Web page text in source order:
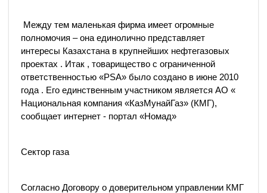
Между тем маленькая фирма имеет огромные
полномочия – она единолично представляет
интересы Казахстана в крупнейших нефтегазовых
проектах . Итак , товарищество с ограниченной
ответственностью «PSA» было создано в июне 2010
года . Его единственным участником является АО «
Национальная компания «КазМунайГаз» (КМГ),
сообщает интернет - портал «Номад»
Сектор газа
Согласно Договору о доверительном управлении КМГ